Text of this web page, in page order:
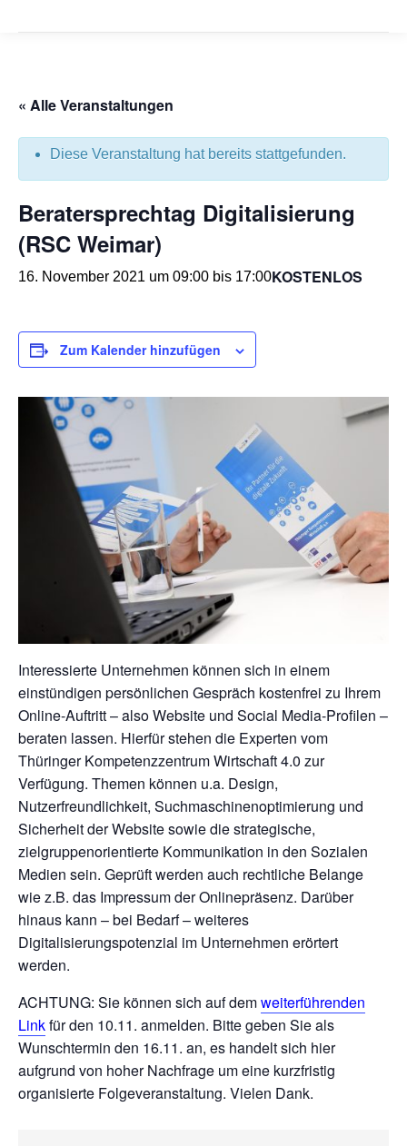
« Alle Veranstaltungen
Diese Veranstaltung hat bereits stattgefunden.
Beratersprechtag Digitalisierung
(RSC Weimar)
16. November 2021 um 09:00 bis 17:00KOSTENLOS
Interessierte Unternehmen können sich in einem
einstündigen persönlichen Gespräch kostenfrei zu Ihrem
Online-Auftritt – also Website und Social Media-Profilen –
beraten lassen. Hierfür stehen die Experten vom
Thüringer Kompetenzzentrum Wirtschaft 4.0 zur
Verfügung. Themen können u.a. Design,
Nutzerfreundlichkeit, Suchmaschinenoptimierung und
Sicherheit der Website sowie die strategische,
zielgruppenorientierte Kommunikation in den Sozialen
Medien sein. Geprüft werden auch rechtliche Belange
wie z.B. das Impressum der Onlinepräsenz. Darüber
hinaus kann – bei Bedarf – weiteres
Digitalisierungspotenzial im Unternehmen erörtert
werden.
ACHTUNG: Sie können sich auf demweiterführenden
Linkfür den 10.11. anmelden. Bitte geben Sie als
Wunschtermin den 16.11. an, es handelt sich hier
aufgrund von hoher Nachfrage um eine kurzfristig
organisierte Folgeveranstaltung. Vielen Dank.
Zum Kalender hinzufügen